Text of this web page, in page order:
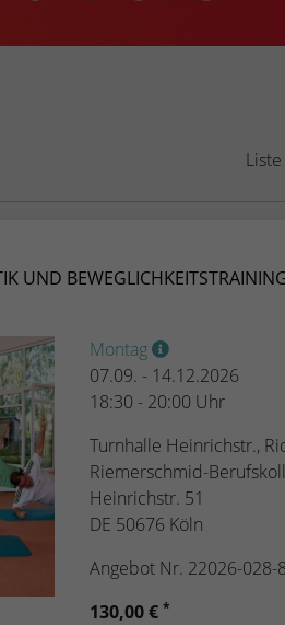
UND
Montag
07.09. - 14.12.2026
18:30 - 20:00 Uhr
Turnhalle Heinrichstr.,
Riemerschmid-
Heinrichstr. 51
DE 50676 Köln
Angebot Nr. 22026-028-
130,00 € *